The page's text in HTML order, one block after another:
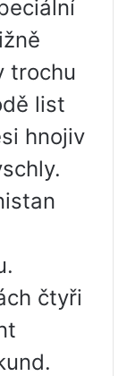
trochu
list
hnojiv
čtyři